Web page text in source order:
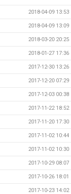
2018-04-09 13:53
2018-04-09 13:09
2018-03-20 20:25
2018-01-27 17:36
2017-12-30 13:26
2017-12-20 07:29
2017-12-03 00:38
2017-11-22 18:52
2017-11-20 17:30
2017-11-02 10:44
2017-11-02 10:30
2017-10-29 08:07
2017-10-26 18:01
2017-10-23 14:02